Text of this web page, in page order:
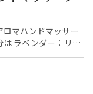
泣きそうな顔を
、うれし泣きをさ
から大変高騰し、
提供することができ
マハンドマッサー
り グレープフルー
ン
景